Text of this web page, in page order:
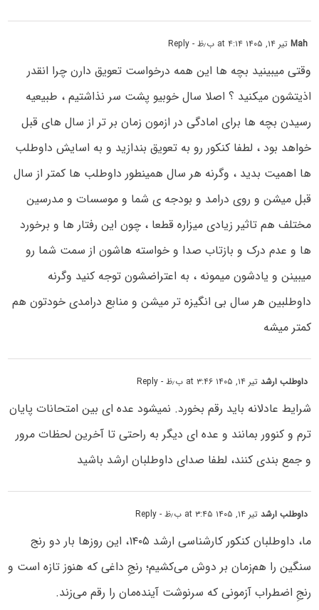
Mahتیر ۱۴, ۱۴۰۵ at ۴:۱۴ ب٫ظ - Reply
وقتی میبینید بچه ها این همه درخواست تعویق دارن چرا انقدر
اذیتشون میکنید ؟ اصلا سال خوبیو پشت سر نذاشتیم ، طبیعیه
رسیدن بچه ها برای امادگی در ازمون زمان بر تر از سال های قبل
خواهد بود ، لطفا کنکور رو به تعویق بندازید و به اسایش داوطلب
ها اهمیت بدید ، وگرنه هر سال همینطور داوطلب ها کمتر از سال
قبل میشن و روی درامد و بودجه ی شما و موسسات و مدرسین
مختلف هم تاثیر زیادی میزاره قطعا ، چون این رفتار ها و برخورد
ها و عدم درک و بازتاب صدا و خواسته هاشون از سمت شما رو
میبینن و یادشون میمونه ، به اعتراضشون توجه کنید وگرنه
داوطلبین هر سال بی انگیزه تر میشن و منابع درامدی خودتون هم
کمتر میشه
داوطلب ارشدتیر ۱۴, ۱۴۰۵ at ۳:۴۶ ب٫ظ - Reply
شرایط عادلانه باید رقم بخورد. نمیشود عده ای بین امتحانات پایان
ترم و کنوور بمانند و عده ای دیگر به راحتی تا آخرین لحظات مرور
و جمع بندی کنند، لطفا صدای داوطلبان ارشد باشید
داوطلب ارشدتیر ۱۴, ۱۴۰۵ at ۳:۴۵ ب٫ظ - Reply
ما، داوطلبان کنکور کارشناسی ارشد ۱۴۰۵، این روزها بار دو رنج
سنگین را هم‌زمان بر دوش می‌کشیم؛ رنجِ داغی که هنوز تازه است و
رنجِ اضطراب آزمونی که سرنوشت آینده‌مان را رقم می‌زند.